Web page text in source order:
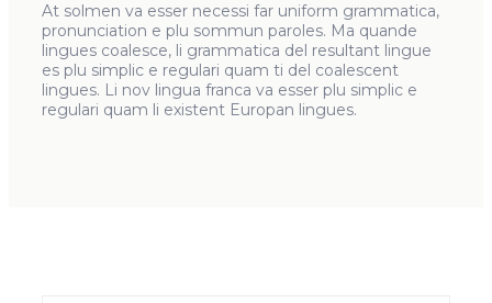
At solmen va esser necessi far uniform grammatica,
pronunciation e plu sommun paroles. Ma quande
lingues coalesce, li grammatica del resultant lingue
es plu simplic e regulari quam ti del coalescent
lingues. Li nov lingua franca va esser plu simplic e
regulari quam li existent Europan lingues.